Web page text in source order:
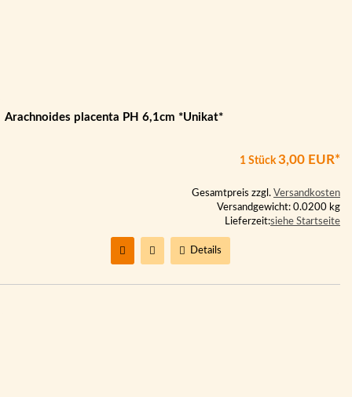
Arachnoides placenta PH 6,1cm *Unikat*
1 Stück 3,00 EUR*
Gesamtpreis zzgl. Versandkosten
Versandgewicht: 0.0200 kg
Lieferzeit:siehe Startseite
Details